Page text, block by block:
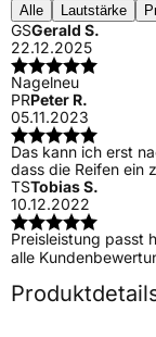
Alle Lautstärke
GSGerald S.
22.12.2025
Nagelneu
PRPeter R.
05.11.2023
Das kann ich erst
dass die Reifen ein
TSTobias S.
10.12.2022
Preisleistung passt
alle